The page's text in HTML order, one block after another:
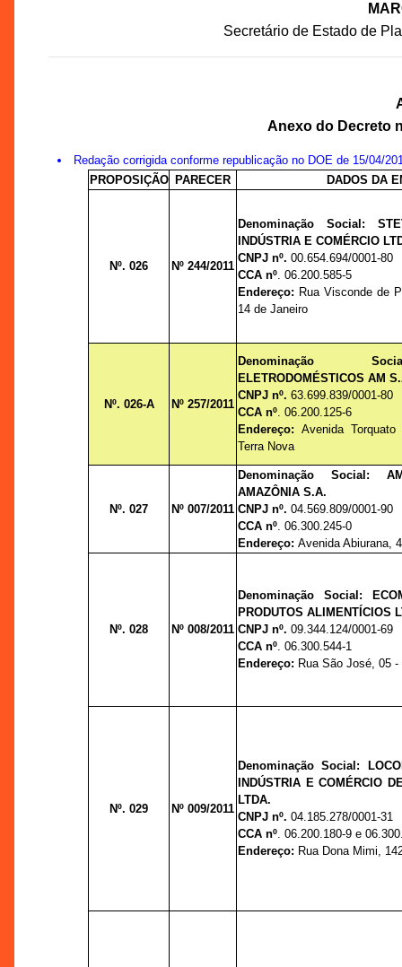
Secretário de Estado de
Anexo do Decreto
Redação corrigida conforme republicação no DOE de 15/04/
PROPOSIÇÃO PARECER DADOS DA
Nº. 026 Nº 244/2011
Denominação Social:
INDÚSTRIA E COMÉRCIO
CNPJ nº.00.654.694/0001-80
CCA nº.06.200.585-5
Endereço: Rua Visconde de
14 de Janeiro
Nº. 026-A Nº 257/2011
Denominação
ELETRODOMÉSTICOS AM
CNPJ nº.63.699.839/0001-80
CCA nº.06.200.125-6
Endereço:Avenida
Terra Nova
Nº. 027 Nº 007/2011
Denominação Social:
AMAZÔNIA S.A.
CNPJ nº.04.569.809/0001-90
CCA nº. 06.300.245-0
Endereço:Avenida Abiurana,
Nº. 028 Nº 008/2011
Denominação Social:
PRODUTOS ALIMENTÍCIOS
CNPJ nº.09.344.124/0001-69
CCA nº. 06.300.544-1
Endereço: Rua São José, 05
Nº. 029 Nº 009/2011
Denominação Social:
INDÚSTRIA E COMÉRCIO
LTDA.
CNPJ nº.04.185.278/0001-31
CCA nº. 06.200.180-9 e
Endereço: Rua Dona Mimi,